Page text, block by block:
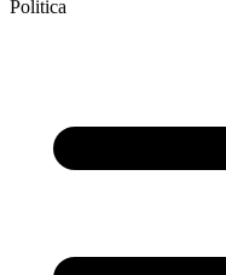
Politica